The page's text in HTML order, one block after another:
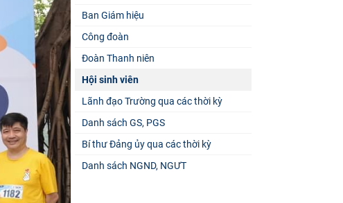
Ban Giám hiệu
Công đoàn
Đoàn Thanh niên
Hội sinh viên
Lãnh đạo Trường qua các thời kỳ
Danh sách GS, PGS
Bí thư Đảng ủy qua các thời kỳ
Danh sách NGND, NGƯT